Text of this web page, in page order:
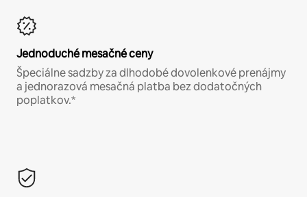
Jednoduché mesačné ceny
Špeciálne sadzby za dlhodobé dovolenkové prenájmy
a jednorazová mesačná platba bez dodatočných
poplatkov.*